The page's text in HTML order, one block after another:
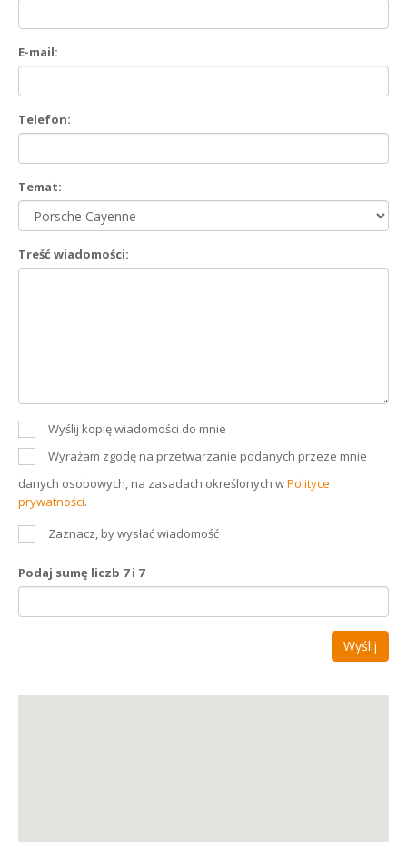
E-mail:
Telefon:
Temat:
Treść wiadomości:
Wyślij kopię wiadomości do mnie
Wyrażam zgodę na przetwarzanie podanych przeze mnie
danych osobowych, na zasadach określonych wPolityce
prywatności.
Zaznacz, by wysłać wiadomość
Podaj sumę liczb 7 i 7